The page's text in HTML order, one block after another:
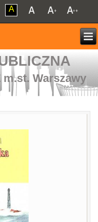
A
Warszawy